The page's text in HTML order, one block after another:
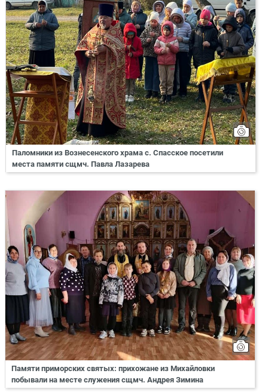
Паломники из Вознесенского храма с. Спасское посетили
места памяти сщмч. Павла Лазарева
Памяти приморских святых: прихожане из Михайловки
побывали на месте служения сщмч. Андрея Зимина